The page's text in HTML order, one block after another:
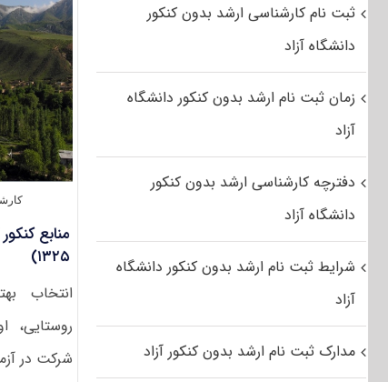
منابع
۱۳۲۵)
انتخاب
شرکت در
ثبت نام کارشناسی ارشد بدون کنکور
دانشگاه آزاد
زمان ثبت نام ارشد بدون کنکور دانشگاه
آزاد
دفترچه کارشناسی ارشد بدون کنکور
دانشگاه آزاد
شرایط ثبت نام ارشد بدون کنکور دانشگاه
آزاد
مدارک ثبت نام ارشد بدون کنکور آزاد